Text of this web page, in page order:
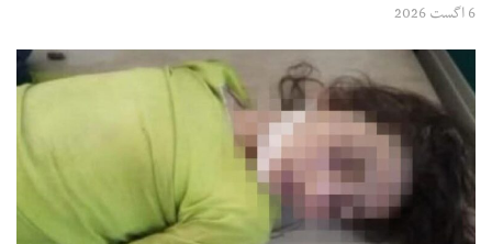
6 اگست 2026